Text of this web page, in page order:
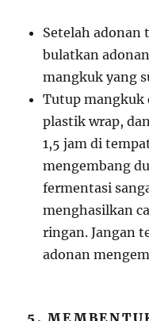
Setelah adonan
bulatkan
mangkuk yang
Tutup mangkuk
plastik wrap,
1,5 jam di
mengembang
fermentasi
menghasilkan
ringan. Jangan
adonan